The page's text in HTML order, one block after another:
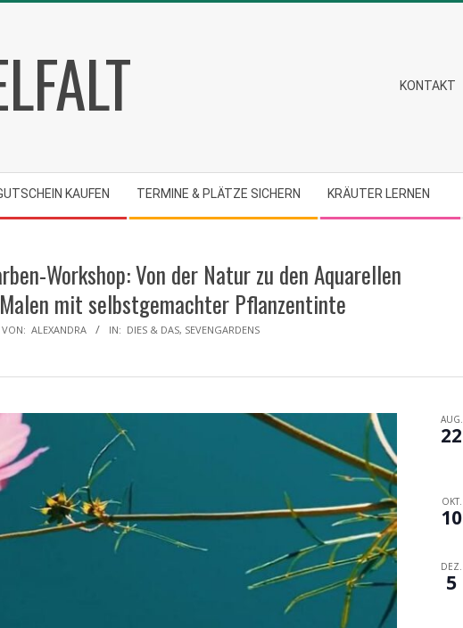
Primary
Navigation
KONTAKT
KAUFEN TERMINE & PLÄTZE SICHERN KRÄUTER LERNEN
Workshop: Von der Natur zu den Aquarellen
mit selbstgemachter Pflanzentinte
VON: ALEXANDRA IN: DIES & DAS, SEVENGARDENS
AUG.
22
OKT.
10
DEZ.
5